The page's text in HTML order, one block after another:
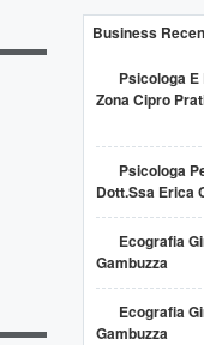
Business
Psicologa
Zona Cipro
Psicologa
Dott.ssa Erica
Ecografia
Gambuzza
Ecografia
Gambuzza